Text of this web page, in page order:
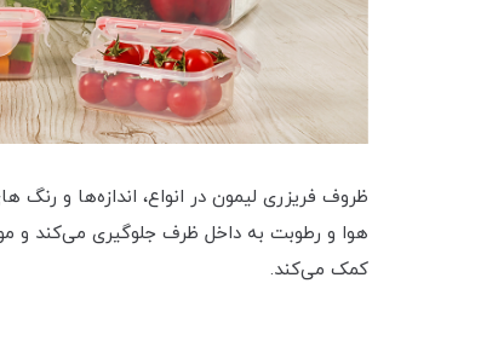
ظروف فریزری لیمون در انواع، اندازه‌ها و
هوا و رطوبت به داخل ظرف جلوگیری می‌کند و
کمک می‌کند.